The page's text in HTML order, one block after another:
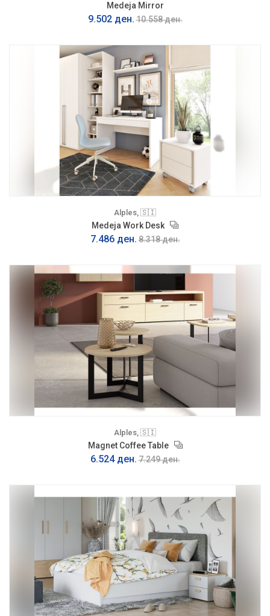
Medeja Mirror
9.502 ден. 10.558 ден.
Alples, 🇸🇮
Medeja Work Desk
7.486 ден. 8.318 ден.
Alples, 🇸🇮
Magnet Coffee Table
6.524 ден. 7.249 ден.